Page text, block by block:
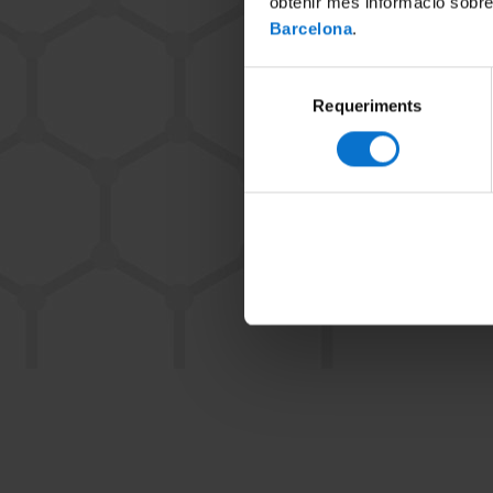
Barcelona.
consentiment
Requeriments